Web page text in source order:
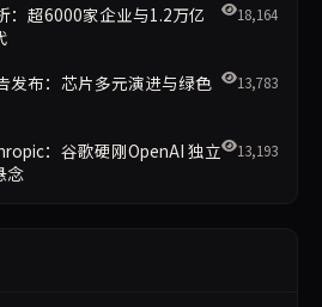
：超6000家企业与1.2万亿
18,164
发布：芯片多元演进与绿色
13,783
：谷歌硬刚OpenAI 独立
念
13,193